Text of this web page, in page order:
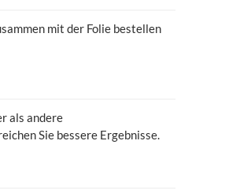
mit der Folie bestellen
als andere
Sie bessere Ergebnisse.